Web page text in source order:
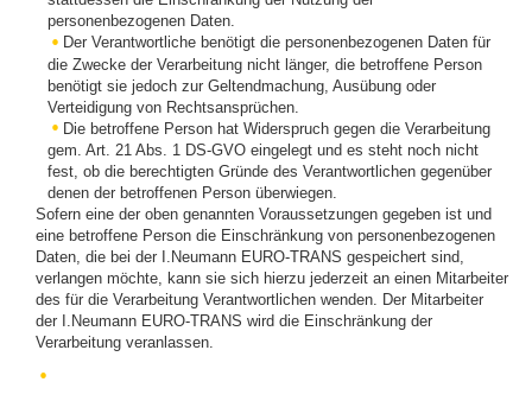
personenbezogenen Daten.
Der Verantwortliche benötigt die personenbezogenen Daten für
die Zwecke der Verarbeitung nicht länger, die betroffene Person
benötigt sie jedoch zur Geltendmachung, Ausübung oder
Verteidigung von Rechtsansprüchen.
Die betroffene Person hat Widerspruch gegen die Verarbeitung
gem. Art. 21 Abs. 1 DS-GVO eingelegt und es steht noch nicht
fest, ob die berechtigten Gründe des Verantwortlichen gegenüber
denen der betroffenen Person überwiegen.
Sofern eine der oben genannten Voraussetzungen gegeben ist und
eine betroffene Person die Einschränkung von personenbezogenen
Daten, die bei der I.Neumann EURO-TRANS gespeichert sind,
verlangen möchte, kann sie sich hierzu jederzeit an einen Mitarbeiter
des für die Verarbeitung Verantwortlichen wenden. Der Mitarbeiter
der I.Neumann EURO-TRANS wird die Einschränkung der
Verarbeitung veranlassen.